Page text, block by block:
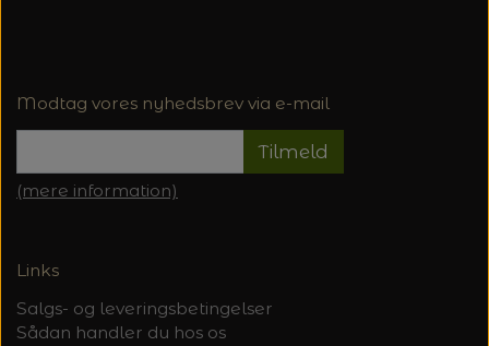
Modtag vores nyhedsbrev via e-mail
Tilmeld
(mere information)
Links
Salgs- og leveringsbetingelser
Sådan handler du hos os